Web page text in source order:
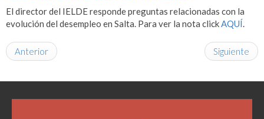
El director del IELDE responde preguntas relacionadas con la
evolución del desempleo en Salta. Para ver la nota clickAQUÍ.
Anterior Siguiente